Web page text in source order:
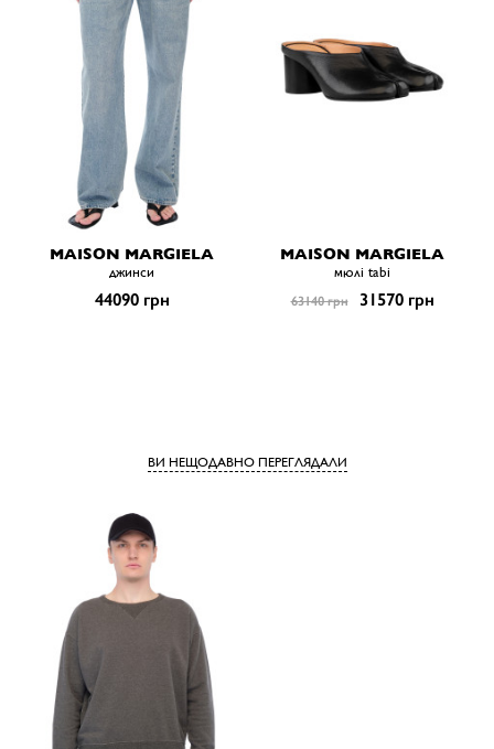
MAISON MARGIELA
джинси
44090 грн
MAISON MARGIELA
мюлі tabi
63140 грн 31570 грн
ВИ НЕЩОДАВНО ПЕРЕГЛЯДАЛИ